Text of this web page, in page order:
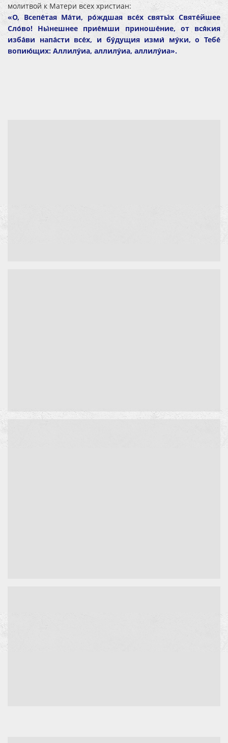
молитвой к Матери всех христиан:
«О, Всепе́тая Ма́ти, ро́ждшая все́х святы́х Святе́йшее
Сло́во! Ны́нешнее прие́мши приноше́ние, от вся́кия
изба́ви напа́сти все́х, и бу́дущия изми́ му́ки, о Тебе́
вопию́щих: Аллилу́иа, аллилу́иа, аллилу́иа».